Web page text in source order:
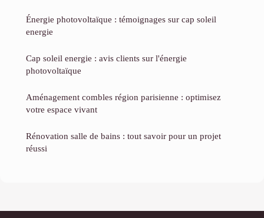
Énergie photovoltaïque : témoignages sur cap soleil
energie
Cap soleil energie : avis clients sur l'énergie
photovoltaïque
Aménagement combles région parisienne : optimisez
votre espace vivant
Rénovation salle de bains : tout savoir pour un projet
réussi